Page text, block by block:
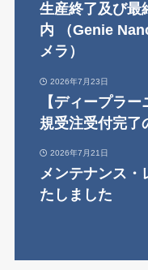
生産終了及び最
内 （Genie
メラ）
2026年7月23日
【ディープラ
規受注受付完了
2026年7月21日
メンテナンス・
たしました